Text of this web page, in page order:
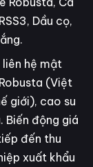
Dầu cọ,
hệ mật
(Việt
giới), cao su
động giá
đến thu
xuất khẩu